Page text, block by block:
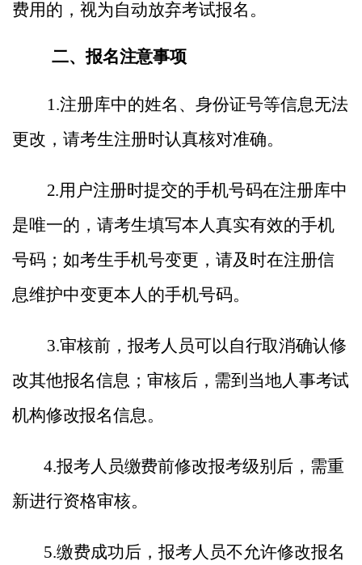
费用的，视为自动放弃考试报名。
二、报名注意事项
1.注册库中的姓名、身份证号等信息无法
更改，请考生注册时认真核对准确。
2.用户注册时提交的手机号码在注册库中
是唯一的，请考生填写本人真实有效的手机
号码；如考生手机号变更，请及时在注册信
息维护中变更本人的手机号码。
3.审核前，报考人员可以自行取消确认修
改其他报名信息；审核后，需到当地人事考试
机构修改报名信息。
4.报考人员缴费前修改报考级别后，需重
新进行资格审核。
5.缴费成功后，报考人员不允许修改报名